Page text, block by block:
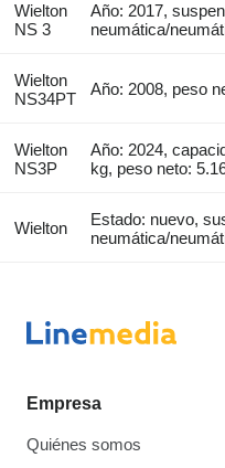
Wielton
NS 3
Año: 2017,
neumática/
Wielton
NS34PT
Año: 2008, peso
Wielton
NS3P
Año: 2024,
kg, peso neto:
Wielton
Estado: nuevo,
neumática/
Empresa
Quiénes somos